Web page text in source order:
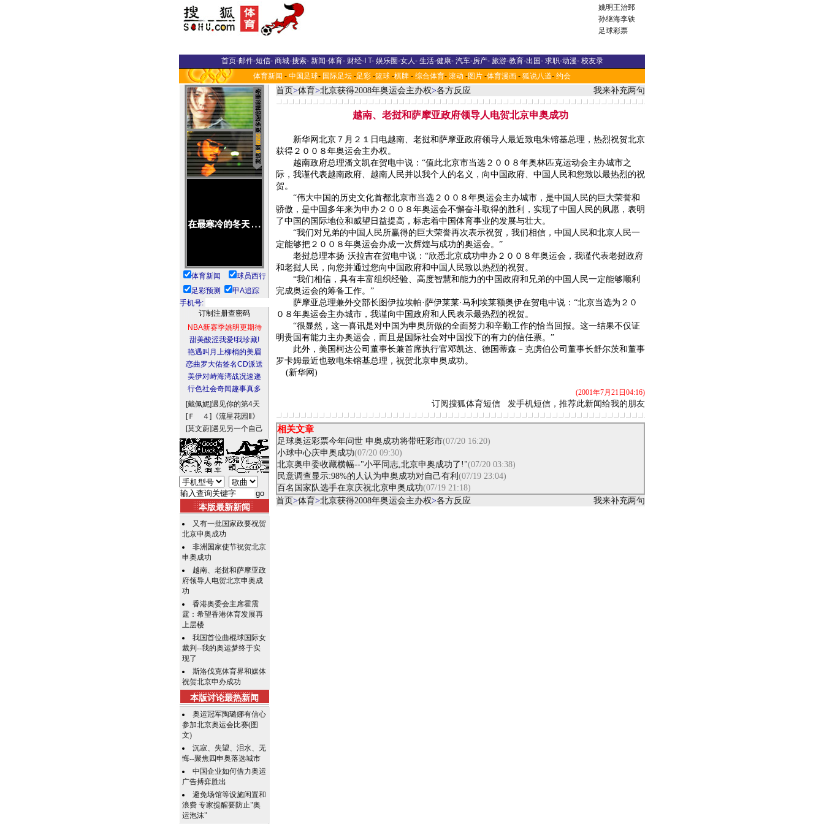
姚明王治郅
孙继海李铁
足球彩票
首页-邮件-短信- 商城-搜索- 新闻-体育- 财经-I T- 娱乐圈-女人- 生活-健康- 汽车-房产- 旅游-教育-出国- 求职-动漫- 校友录
体育新闻 - 中国足球- 国际足坛 -足彩 -篮球 -棋牌 - 综合体育- 滚动 -图片 -体育漫画 - 狐说八道- 约会
体育新闻
球员西行
足彩预测
甲A追踪
手机号:
NBA新赛季姚明更期待
甜美酸涩我爱!我珍藏!
艳遇叫月上柳梢的美眉
恋曲罗大佑签名CD派送
美伊对峙海湾战况速递
行色社会奇闻趣事真多
[戴佩妮]遇见你的第4天
[Ｆ ４] 《流星花园Ⅱ》
[莫文蔚]遇见另一个自己
本版最新新闻
又有一批国家政要祝贺
北京申奥成功
非洲国家使节祝贺北京
申奥成功
越南、老挝和萨摩亚政
府领导人电贺北京申奥成
功
香港奥委会主席霍震
霆：希望香港体育发展再
上层楼
我国首位曲棍球国际女
裁判--我的奥运梦终于实
现了
斯洛伐克体育界和媒体
祝贺北京申办成功
本版讨论最热新闻
奥运冠军陶璐娜有信心
参加北京奥运会比赛(图
文)
沉寂、失望、泪水、无
悔--聚焦四申奥落选城市
中国企业如何借力奥运
广告搏弈胜出
避免场馆等设施闲置和
浪费 专家提醒要防止"奥
运泡沫"
首页>体育>北京获得2008年奥运会主办权>各方反应 我来补充两句
越南、老挝和萨摩亚政府领导人电贺北京申奥成功
新华网北京７月２１日电越南、老挝和萨摩亚政府领导人最近致电朱镕基总理，热烈祝贺北京
获得２００８年奥运会主办权。
越南政府总理潘文凯在贺电中说：“值此北京市当选２００８年奥林匹克运动会主办城市之
际，我谨代表越南政府、越南人民并以我个人的名义，向中国政府、中国人民和您致以最热烈的祝
贺。
“伟大中国的历史文化首都北京市当选２００８年奥运会主办城市，是中国人民的巨大荣誉和
骄傲，是中国多年来为申办２００８年奥运会不懈奋斗取得的胜利，实现了中国人民的夙愿，表明
了中国的国际地位和威望日益提高，标志着中国体育事业的发展与壮大。
“我们对兄弟的中国人民所赢得的巨大荣誉再次表示祝贺，我们相信，中国人民和北京人民一
定能够把２００８年奥运会办成一次辉煌与成功的奥运会。”
老挝总理本扬·沃拉吉在贺电中说：“欣悉北京成功申办２００８年奥运会，我谨代表老挝政府
和老挝人民，向您并通过您向中国政府和中国人民致以热烈的祝贺。
“我们相信，具有丰富组织经验、高度智慧和能力的中国政府和兄弟的中国人民一定能够顺利
完成奥运会的筹备工作。”
萨摩亚总理兼外交部长图伊拉埃帕·萨伊莱莱·马利埃莱额奥伊在贺电中说：“北京当选为２０
０８年奥运会主办城市，我谨向中国政府和人民表示最热烈的祝贺。
“很显然，这一喜讯是对中国为申奥所做的全面努力和辛勤工作的恰当回报。这一结果不仅证
明贵国有能力主办奥运会，而且是国际社会对中国投下的有力的信任票。”
此外，美国柯达公司董事长兼首席执行官邓凯达、德国蒂森－克虏伯公司董事长舒尔茨和董事
罗卡姆最近也致电朱镕基总理，祝贺北京申奥成功。
(新华网)
(2001年7月21日04:16)
订阅搜狐体育短信 发手机短信，推荐此新闻给我的朋友
相关文章
足球奥运彩票今年问世 申奥成功将带旺彩市(07/20 16:20)
小球中心庆申奥成功(07/20 09:30)
北京奥申委收藏横幅--"小平同志,北京申奥成功了!"(07/20 03:38)
民意调查显示:98%的人认为申奥成功对自己有利 (07/19 23:04)
百名国家队选手在京庆祝北京申奥成功(07/19 21:18)
首页>体育>北京获得2008年奥运会主办权>各方反应 我来补充两句